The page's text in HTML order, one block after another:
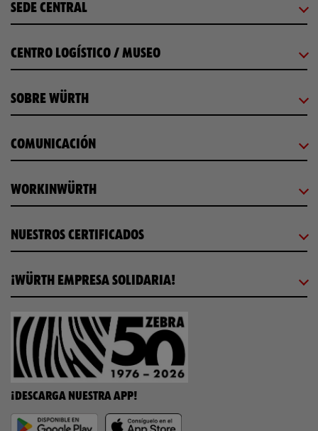
SEDE CENTRAL
CENTRO LOGÍSTICO / MUSEO
SOBRE WÜRTH
COMUNICACIÓN
WORKINWÜRTH
NUESTROS CERTIFICADOS
¡WÜRTH EMPRESA SOLIDARIA!
¡DESCARGA NUESTRA APP!